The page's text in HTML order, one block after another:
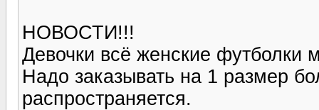
НОВОСТИ!!!
Девочки всё женские футболки
Надо заказывать на 1 размер
распространяется.